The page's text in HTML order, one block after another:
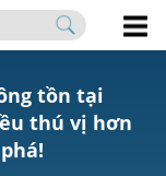
tồn tại
thú vị hơn